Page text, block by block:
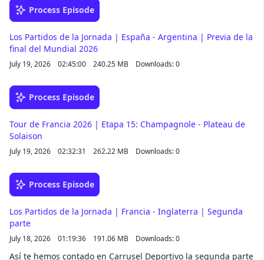
Process Episode
Los Partidos de la Jornada | España - Argentina | Previa de la
final del Mundial 2026
July 19, 2026 02:45:00 240.25 MB Downloads: 0
Process Episode
Tour de Francia 2026 | Etapa 15: Champagnole - Plateau de
Solaison
July 19, 2026 02:32:31 262.22 MB Downloads: 0
Process Episode
Los Partidos de la Jornada | Francia - Inglaterra | Segunda
parte
July 18, 2026 01:19:36 191.06 MB Downloads: 0
Así te hemos contado en Carrusel Deportivo la segunda parte